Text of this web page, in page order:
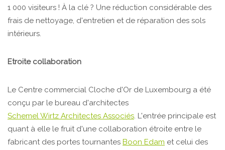
1 000 visiteurs ! À la clé ? Une réduction considérable des
frais de nettoyage, d'entretien et de réparation des sols
intérieurs.
Etroite collaboration
Le Centre commercial Cloche d'Or de Luxembourg a été
conçu par le bureau d'architectes
Schemel Wirtz Architectes Associés. L'entrée principale est
quant à elle le fruit d'une collaboration étroite entre le
fabricant des portes tournantes Boon Edam et celui des